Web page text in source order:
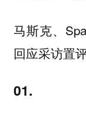
马斯克、
回应采访置
01.